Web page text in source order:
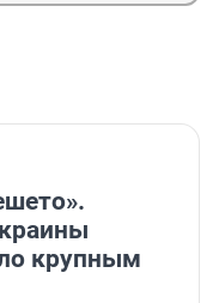
крупным